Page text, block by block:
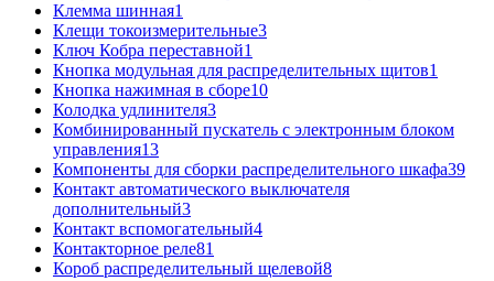
Клемма шинная1
Клещи токоизмерительные3
Ключ Кобра переставной1
Кнопка модульная для распределительных щитов1
Кнопка нажимная в сборе10
Колодка удлинителя3
Комбинированный пускатель с электронным блоком
управления13
Компоненты для сборки распределительного шкафа39
Контакт автоматического выключателя
дополнительный3
Контакт вспомогательный4
Контакторное реле81
Короб распределительный щелевой8